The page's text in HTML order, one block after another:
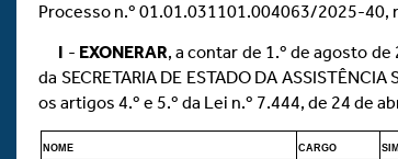
Processo n.º 01.01.031101.004063/2025-40,
I - EXONERAR, a contar de 1.º de agosto
da SECRETARIA DE ESTADO DA
os artigos 4.º e 5.º da Lei n.º 7.444, de 24 de
NOME CARGO